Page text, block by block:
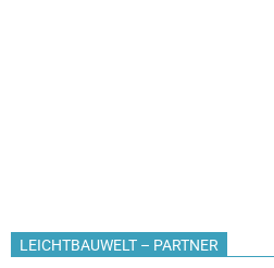
LEICHTBAUWELT – PARTNER